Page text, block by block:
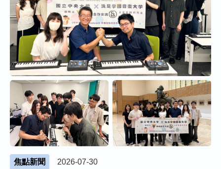
焦點新聞 2026-07-30